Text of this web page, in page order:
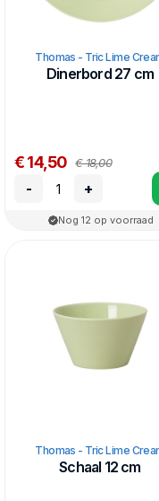
Thomas - Tric Lime
Dinerbord 27 cm
€ 14,50 € 18,00
- +
Nog 12 op voorraad
Thomas - Tric Lime
Schaal 12 cm